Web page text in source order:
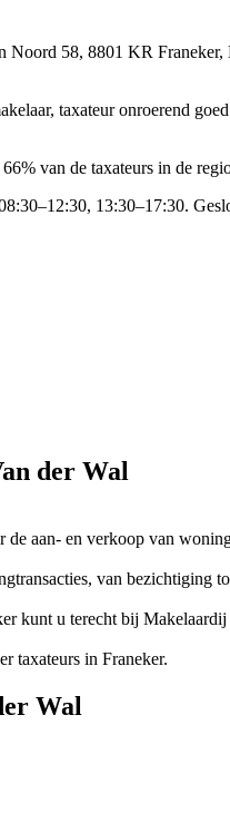
Noord 58, 8801 KR Franeker,
taxateur onroerend
van de taxateurs in de
13:30–17:30.
der Wal
aan- en verkoop van
van bezichtiging
kunt u terecht bij Makelaardij
taxateurs in Franeker.
Wal